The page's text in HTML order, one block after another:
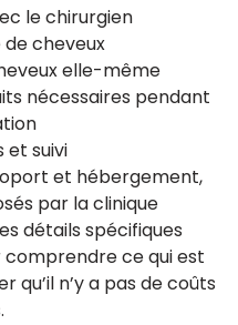
le chirurgien
cheveux
elle-même
nécessaires pendant
et suivi
et hébergement,
par la clinique
détails spécifiques
comprendre ce qui est
qu’il n’y a pas de coûts